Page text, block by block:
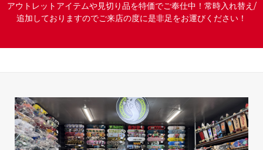
アウトレットアイテムや見切り品を特価でご奉仕中！常時入れ替え/
追加しておりますのでご来店の度に是非足をお運びください！